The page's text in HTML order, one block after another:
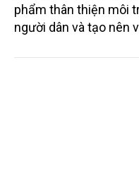
phẩm thân thiện môi
người dân và tạo nên
chén, dĩa... từ mo